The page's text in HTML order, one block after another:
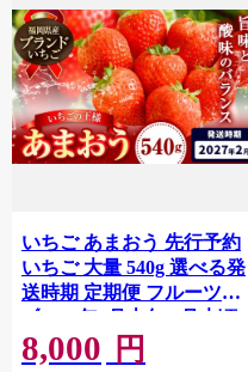
いちご あまおう 先行予約
いちご 大量 540g 選べる発
送時期 定期便 フルーツ
《2027年2月上旬-2月末頃
出荷》苺 旬 くだもの 果物
福岡県 小竹町
8,000 円